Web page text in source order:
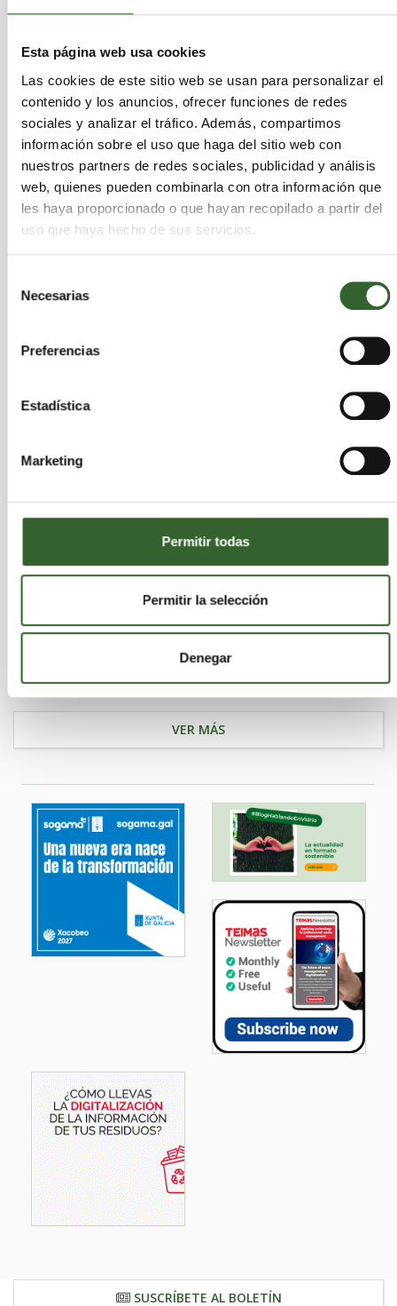
Esta página web usa cookies
Las cookies de este sitio web se usan para personalizar el
contenido y los anuncios, ofrecer funciones de redes
sociales y analizar el tráfico. Además, compartimos
información sobre el uso que haga del sitio web con
nuestros partners de redes sociales, publicidad y análisis
web, quienes pueden combinarla con otra información que
les haya proporcionado o que hayan recopilado a partir del
uso que haya hecho de sus servicios.
Necesarias
Preferencias
Estadística
Marketing
Permitir todas
Permitir la selección
Denegar
ACTIVA Y MANTENIMIENTOS
SERVICIOS INTEGRALES S.L.
Algeciras | Trabaja enCádiz
Actividades que desarrollan: Eliminación
Algeciras | Trabaja en
ALFONSO GOMEZ MORILLA
ALFONSO GÓMEZ MORILLA
Algeciras | Trabaja enCádiz
Actividades que desarrollan:Recuperación,
VER MÁS
SUSCRÍBETE AL BOLETÍN